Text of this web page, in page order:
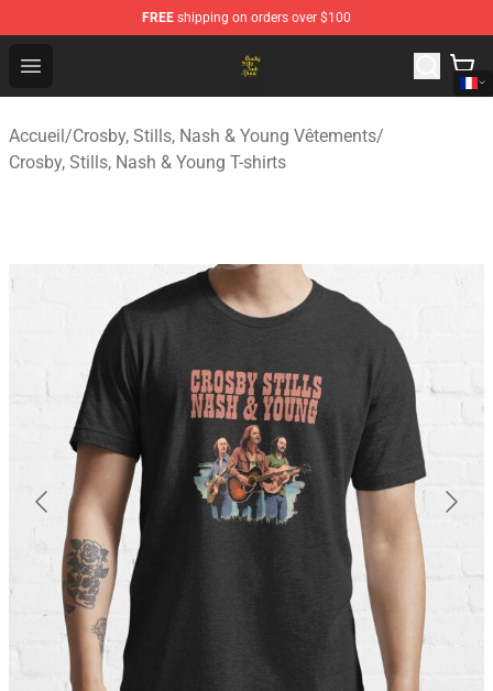
FREE shipping on orders over $100
Open menu
Crosby, Stills, Nash & Young Store - Official Crosby,
Accueil/Crosby, Stills, Nash & Young Vêtements/
Crosby, Stills, Nash & Young T-shirts